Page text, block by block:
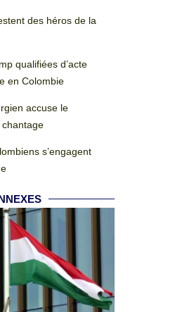
des héros de la
qualifiées d’acte
en Colombie
accuse le
s’engagent